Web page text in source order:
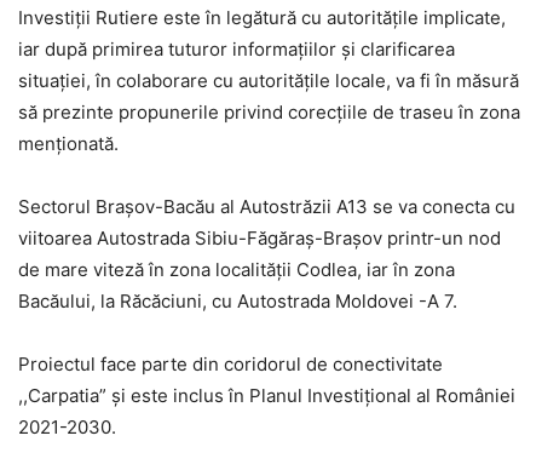
Investiții Rutiere este în legătură cu autoritățile implicate,
iar după primirea tuturor informațiilor și clarificarea
situației, în colaborare cu autoritățile locale, va fi în măsură
să prezinte propunerile privind corecțiile de traseu în zona
menționată.
Sectorul Brașov-Bacău al Autostrăzii A13 se va conecta cu
viitoarea Autostrada Sibiu-Făgăraș-Brașov printr-un nod
de mare viteză în zona localității Codlea, iar în zona
Bacăului, la Răcăciuni, cu Autostrada Moldovei -A 7.
Proiectul face parte din coridorul de conectivitate
,,Carpatia” și este inclus în Planul Investițional al României
2021-2030.